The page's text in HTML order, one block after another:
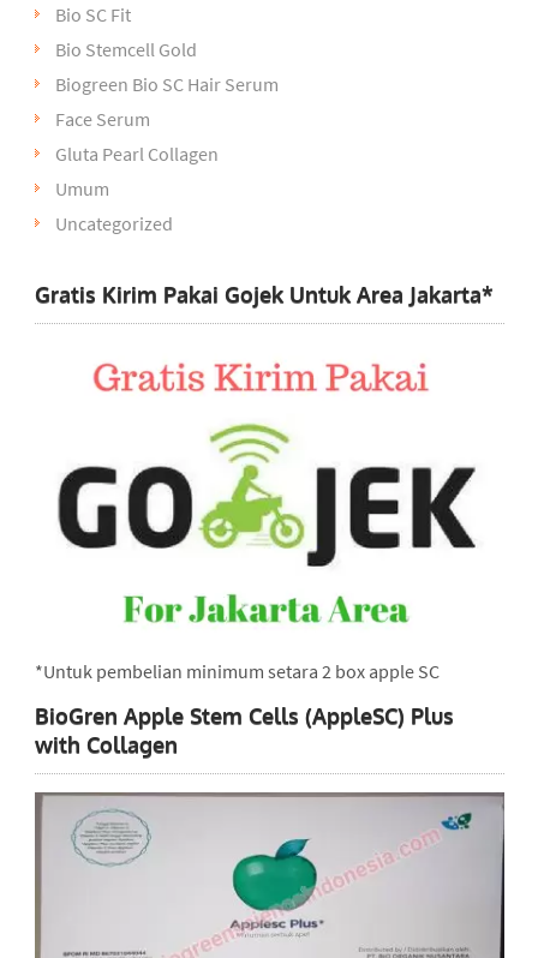
Bio SC Fit
Bio Stemcell Gold
Biogreen Bio SC Hair Serum
Face Serum
Gluta Pearl Collagen
Umum
Uncategorized
Gratis Kirim Pakai Gojek Untuk Area Jakarta*
*Untuk pembelian minimum setara 2 box apple SC
BioGren Apple Stem Cells (AppleSC) Plus
with Collagen